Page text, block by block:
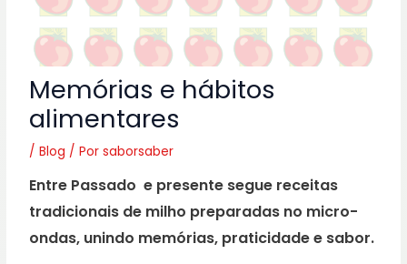
Memórias e hábitos
alimentares
/Blog / Porsaborsaber
Entre Passado e presente segue receitas
tradicionais de milho preparadas no micro-
ondas, unindo memórias, praticidade e sabor.